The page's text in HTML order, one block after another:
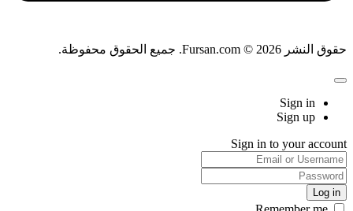
حقوق النشر Fursan.com © 2026. جميع الحقوق محفوظة.
Sign in
Sign up
Sign in to your account